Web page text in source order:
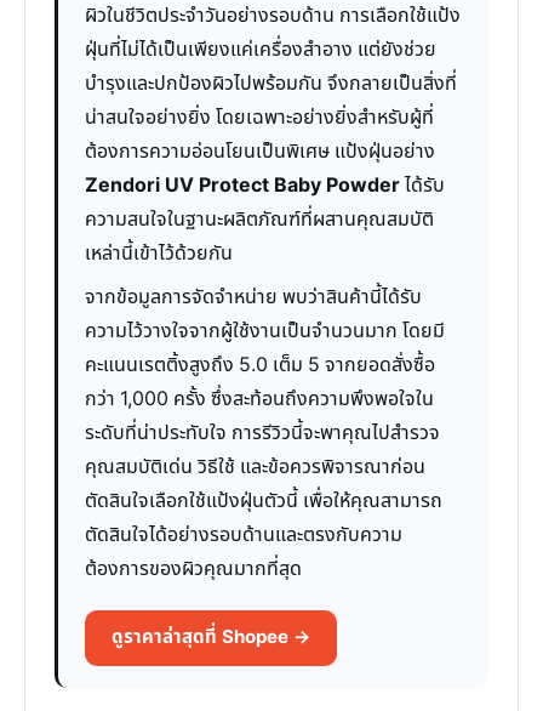
ผิวในชีวิตประจำวันอย่างรอบด้าน การเลือกใช้แป้ง
ฝุ่นที่ไม่ได้เป็นเพียงแค่เครื่องสำอาง แต่ยังช่วย
บำรุงและปกป้องผิวไปพร้อมกัน จึงกลายเป็นสิ่งที่
น่าสนใจอย่างยิ่ง โดยเฉพาะอย่างยิ่งสำหรับผู้ที่
ต้องการความอ่อนโยนเป็นพิเศษ แป้งฝุ่นอย่าง
Zendori UV Protect Baby Powderได้รับ
ความสนใจในฐานะผลิตภัณฑ์ที่ผสานคุณสมบัติ
เหล่านี้เข้าไว้ด้วยกัน
จากข้อมูลการจัดจำหน่าย พบว่าสินค้านี้ได้รับ
ความไว้วางใจจากผู้ใช้งานเป็นจำนวนมาก โดยมี
คะแนนเรตติ้งสูงถึง 5.0 เต็ม 5 จากยอดสั่งซื้อ
กว่า 1,000 ครั้ง ซึ่งสะท้อนถึงความพึงพอใจใน
ระดับที่น่าประทับใจ การรีวิวนี้จะพาคุณไปสำรวจ
คุณสมบัติเด่น วิธีใช้ และข้อควรพิจารณาก่อน
ตัดสินใจเลือกใช้แป้งฝุ่นตัวนี้ เพื่อให้คุณสามารถ
ตัดสินใจได้อย่างรอบด้านและตรงกับความ
ต้องการของผิวคุณมากที่สุด
ดูราคาล่าสุดที่ Shopee →